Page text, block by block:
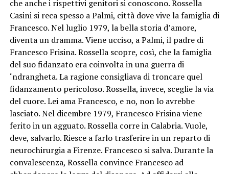
che anche i rispettivi genitori si conoscono. Rossella
Casini si reca spesso a Palmi, città dove vive la famiglia di
Francesco. Nel luglio 1979, la bella storia d’amore,
diventa un dramma. Viene ucciso, a Palmi, il padre di
Francesco Frisina. Rossella scopre, così, che la famiglia
del suo fidanzato era coinvolta in una guerra di
‘ndrangheta. La ragione consigliava di troncare quel
fidanzamento pericoloso. Rossella, invece, sceglie la via
del cuore. Lei ama Francesco, e no, non lo avrebbe
lasciato. Nel dicembre 1979, Francesco Frisina viene
ferito in un agguato. Rossella corre in Calabria. Vuole,
deve, salvarlo. Riesce a farlo trasferire in un reparto di
neurochirurgia a Firenze. Francesco si salva. Durante la
convalescenza, Rossella convince Francesco ad